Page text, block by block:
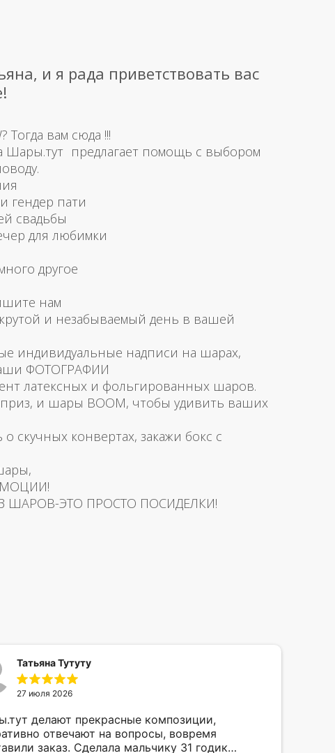
и я рада приветствовать вас
Тогда вам сюда !!!
Шары.тут предлагает помощь с выбором
гендер пати
свадьбы
для любимки
другое
нам
и незабываемый день в вашей
индивидуальные надписи на шарах,
ФОТОГРАФИИ
латексных и фольгированных шаров.
и шары BOOM, чтобы удивить ваших
о скучных конвертах, закажи бокс с
ШАРОВ-ЭТО ПРОСТО ПОСИДЕЛКИ!
Татьяна Тутуту
27 июля 2026
делают прекрасные композиции,
отвечают на вопросы, вовремя
заказ. Сделала мальчику 31 годик